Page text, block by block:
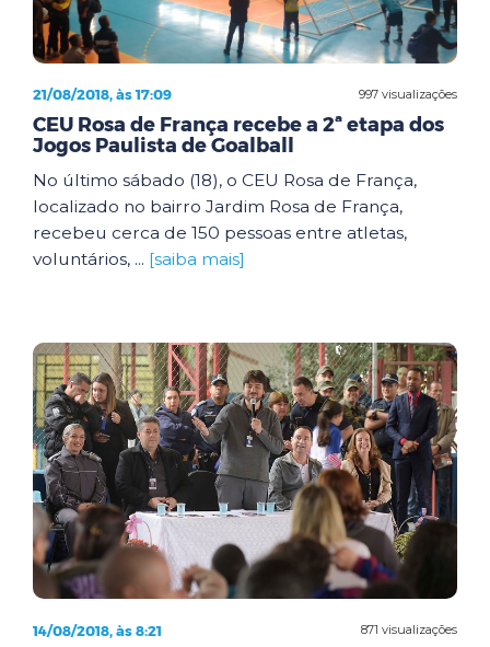
997 visualizações
21/08/2018, às 17:09
CEU Rosa de França recebe a 2ª etapa dos
Jogos Paulista de Goalball
No último sábado (18), o CEU Rosa de França,
localizado no bairro Jardim Rosa de França,
recebeu cerca de 150 pessoas entre atletas,
voluntários, ... [saiba mais]
871 visualizações
14/08/2018, às 8:21